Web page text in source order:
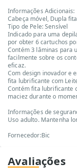
Informações Adicionais:
Cabeça móvel, Dupla
Tipo de Pele: Sensível
Indicado para uma
por obter 6 cartuchos
Contém 3 lâminas para
facilmente sobre os
eficaz.
Com design inovador e
fita lubrificante com
Contém fita lubrificante
maciez durante o
Informações de
Uso adulto. Mantenha
Fornecedor:Bic
Avaliações